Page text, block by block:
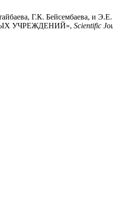
Г.К.
УЧРЕЖДЕНИЙ», Scientific